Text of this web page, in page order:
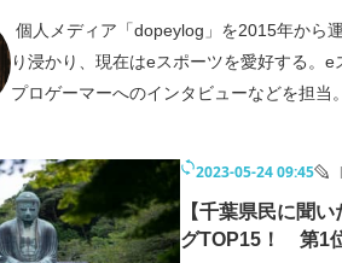
ITエンジニア向け専門サイト 企業向けIT
モノづくり技術者専門サイト エレクトロニ
り浸かり、現在はeスポーツを愛好する。
プロゲーマーへのインタビューなどを担当
2023-05-24 09:45
【千葉県民に聞
グTOP15！ 第1